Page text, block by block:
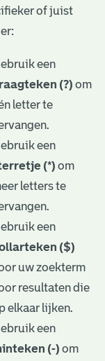
of juist
een
(?) om
letter te
een
(*) om
letters te
een
($)
uw zoekterm
resultaten die
elkaar lijken.
een
(-) om